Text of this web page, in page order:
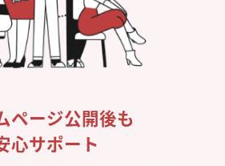
ページ公開後も
心サポート